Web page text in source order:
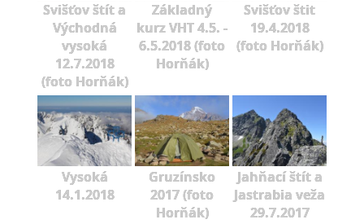
Svišťov štít a
Východná
vysoká
12.7.2018
(foto Horňák)
Základný
kurz VHT 4.5. -
6.5.2018 (foto
Horňák)
Svišťov štit
19.4.2018
(foto Horňák)
Vysoká
14.1.2018
Gruzínsko
2017 (foto
Horňák)
Jahňací štít a
Jastrabia veža
29.7.2017